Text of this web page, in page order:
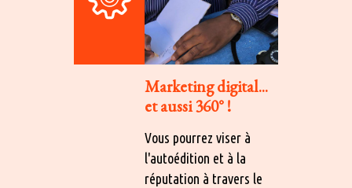
Marketing digital...
et aussi 360° !
Vous pourrez viser à
l'autoédition et à la
réputation à travers le